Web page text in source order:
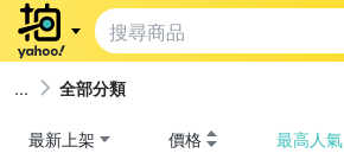
全部分類
最新上架 價格 最高人氣